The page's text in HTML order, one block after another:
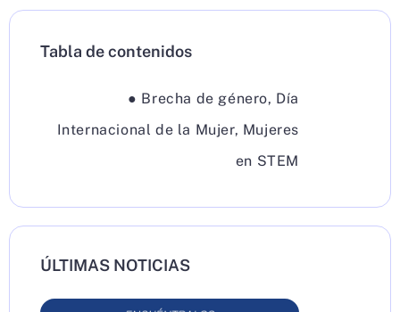
Tabla de contenidos
● Brecha de género, Día
Internacional de la Mujer, Mujeres
en STEM
ÚLTIMAS NOTICIAS